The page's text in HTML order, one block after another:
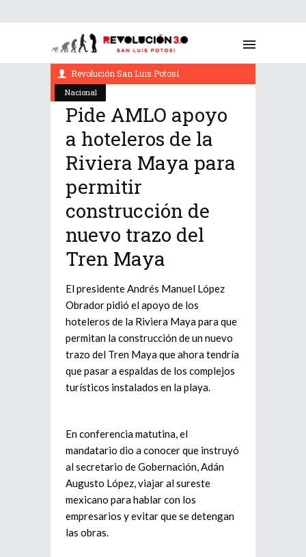
Nacional
enero 5, 2022
Revolución San Luis Potosí
Pide AMLO apoyo
a hoteleros de la
Riviera Maya para
permitir
construcción de
nuevo trazo del
Tren Maya
El presidente Andrés Manuel López
Obrador pidió el apoyo de los
hoteleros de la Riviera Maya para que
permitan la construcción de un nuevo
trazo del Tren Maya que ahora tendría
que pasar a espaldas de los complejos
turísticos instalados en la playa.
En conferencia matutina, el
mandatario dio a conocer que instruyó
al secretario de Gobernación, Adán
Augusto López, viajar al sureste
mexicano para hablar con los
empresarios y evitar que se detengan
las obras.